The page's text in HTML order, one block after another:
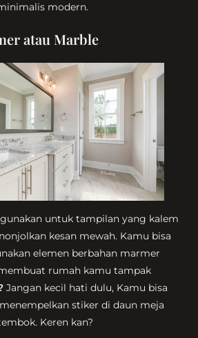
modern.
atau Marble
untuk tampilan yang kalem
kesan mewah. Kamu bisa
elemen berbahan marmer
rumah kamu tampak
Jangan kecil hati dulu, Kamu bisa
stiker di daun meja
Keren kan?